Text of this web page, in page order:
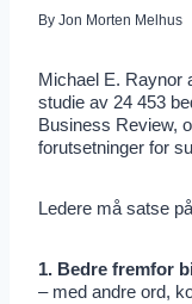
By Jon Morten Melhus
Michael E. Raynor
studie av 24 453
Business Review,
forutsetninger for
Ledere må satse
1. Bedre fremfor
– med andre ord,